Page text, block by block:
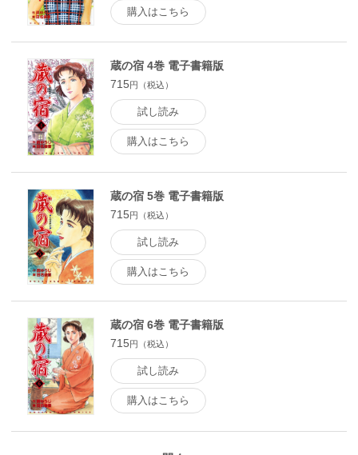
購入はこちら
蔵の宿 4巻 電子書籍版
715円（税込）
試し読み
購入はこちら
蔵の宿 5巻 電子書籍版
715円（税込）
試し読み
購入はこちら
蔵の宿 6巻 電子書籍版
715 円（税込）
試し読み
購入はこちら